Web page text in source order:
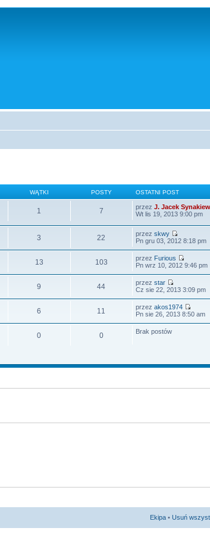
WĄTKI POSTY OSTATNI POST
1 7 przezJ. Jacek
Wt lis 19, 2013 9:00 pm
3 22 przezskwy
Pn gru 03, 2012 8:18 pm
13 103 przez Furious
Pn wrz 10, 2012 9:46 pm
9 44 przezstar
Cz sie 22, 2013 3:09 pm
6 11 przezakos1974
Pn sie 26, 2013 8:50 am
0 0 Brak postów
Ekipa • Usuń